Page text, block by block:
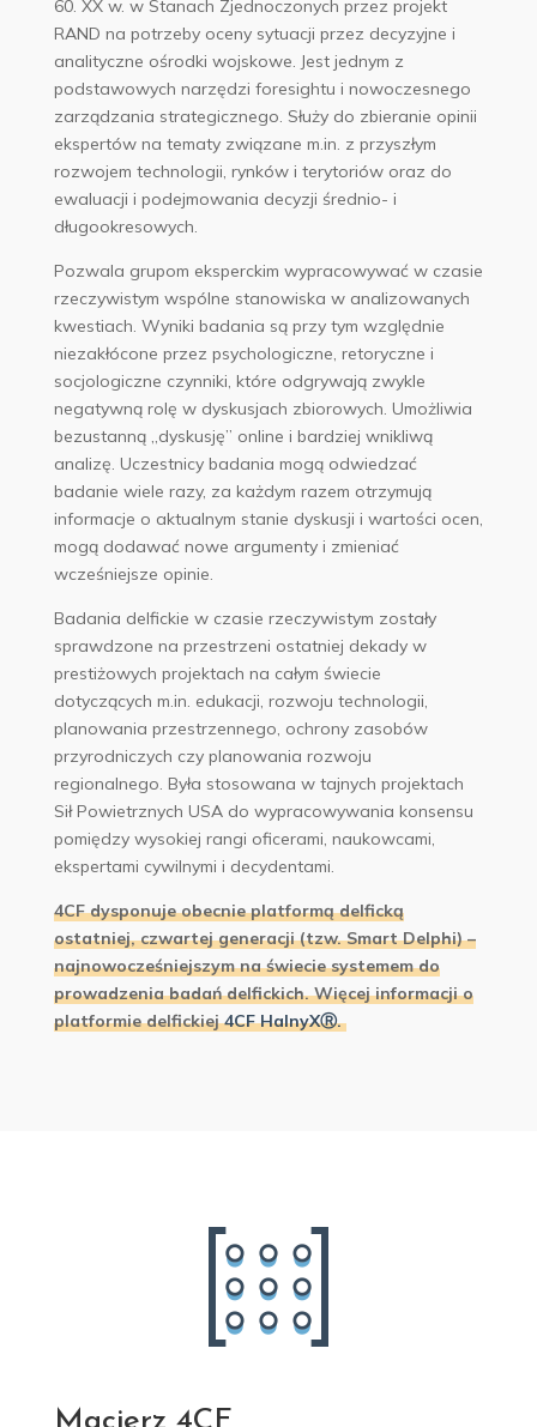
60. XX w. w Stanach Zjednoczonych przez projekt
RAND na potrzeby oceny sytuacji przez decyzyjne i
analityczne ośrodki wojskowe. Jest jednym z
podstawowych narzędzi foresightu i nowoczesnego
zarządzania strategicznego. Służy do zbieranie opinii
ekspertów na tematy związane m.in. z przyszłym
rozwojem technologii, rynków i terytoriów oraz do
ewaluacji i podejmowania decyzji średnio- i
długookresowych.
Pozwala grupom eksperckim wypracowywać w czasie
rzeczywistym wspólne stanowiska w analizowanych
kwestiach. Wyniki badania są przy tym względnie
niezakłócone przez psychologiczne, retoryczne i
socjologiczne czynniki, które odgrywają zwykle
negatywną rolę w dyskusjach zbiorowych. Umożliwia
bezustanną „dyskusję” online i bardziej wnikliwą
analizę. Uczestnicy badania mogą odwiedzać
badanie wiele razy, za każdym razem otrzymują
informacje o aktualnym stanie dyskusji i wartości ocen,
mogą dodawać nowe argumenty i zmieniać
wcześniejsze opinie.
Badania delfickie w czasie rzeczywistym zostały
sprawdzone na przestrzeni ostatniej dekady w
prestiżowych projektach na całym świecie
dotyczących m.in. edukacji, rozwoju technologii,
planowania przestrzennego, ochrony zasobów
przyrodniczych czy planowania rozwoju
regionalnego. Była stosowana w tajnych projektach
Sił Powietrznych USA do wypracowywania konsensu
pomiędzy wysokiej rangi oficerami, naukowcami,
ekspertami cywilnymi i decydentami.
4CF dysponuje obecnie platformą delficką
ostatniej, czwartej generacji (tzw. Smart Delphi) –
najnowocześniejszym na świecie systemem do
prowadzenia badań delfickich. Więcej informacji o
platformie delfickiej4CF HalnyXⓇ.